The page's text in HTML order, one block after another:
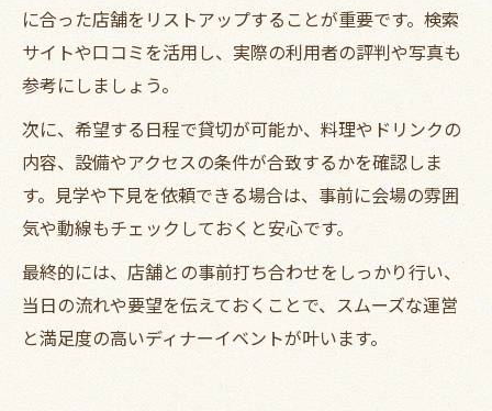
に合った店舗をリストアップすることが重要です。検索
サイトや口コミを活用し、実際の利用者の評判や写真も
参考にしましょう。
次に、希望する日程で貸切が可能か、料理やドリンクの
内容、設備やアクセスの条件が合致するかを確認しま
す。見学や下見を依頼できる場合は、事前に会場の雰囲
気や動線もチェックしておくと安心です。
最終的には、店舗との事前打ち合わせをしっかり行い、
当日の流れや要望を伝えておくことで、スムーズな運営
と満足度の高いディナーイベントが叶います。